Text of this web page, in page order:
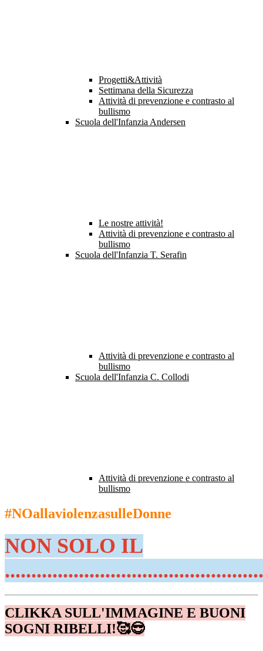
Progetti&Attività
Settimana della Sicurezza
Attività di prevenzione e contrasto al
bullismo
Scuola dell'Infanzia Andersen
Le nostre attività!
Attività di prevenzione e contrasto al
bullismo
Scuola dell'Infanzia T. Serafin
Attività di prevenzione e contrasto al
bullismo
Scuola dell'Infanzia C. Collodi
Attività di prevenzione e contrasto al
bullismo
#NOallaviolenzasulleDonne
NON SOLO IL
.................................................
CLIKKA SULL'IMMAGINE E BUONI
SOGNI RIBELLI!🥰😎